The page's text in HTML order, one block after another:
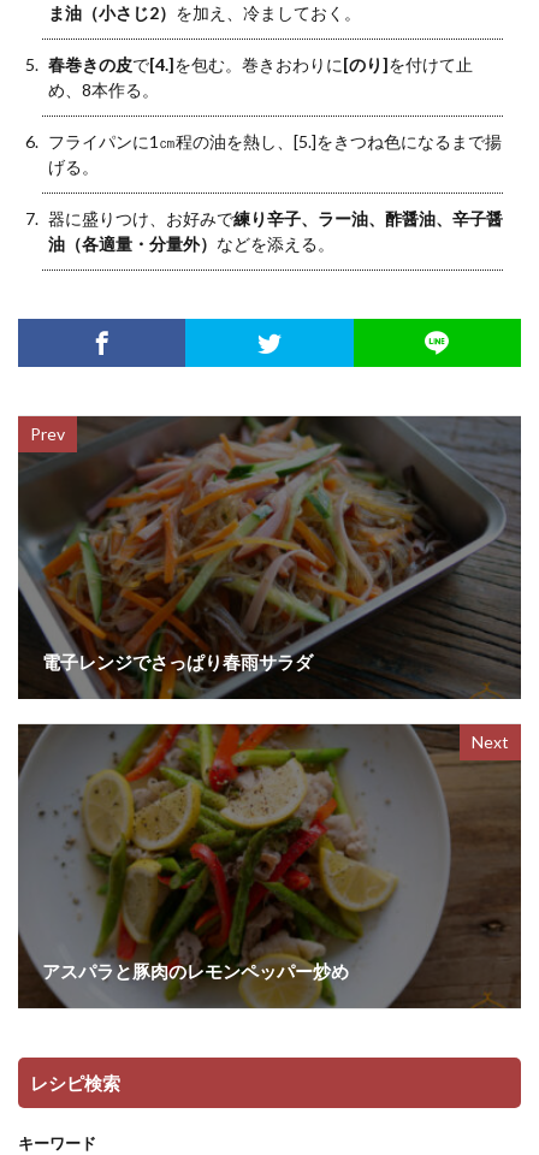
ま油（小さじ2） を加え、冷ましておく。
春巻きの皮で[4.]を包む。巻きおわりに[のり]を付けて止
め、8本作る。
フライパンに1㎝程の油を熱し、[5.]をきつね色になるまで揚
げる。
器に盛りつけ、お好みで練り辛子、ラー油、酢醤油、辛子醤
油（各適量・分量外） などを添える。
Prev
電子レンジでさっぱり春雨サラダ
Next
アスパラと豚肉のレモンペッパー炒め
レシピ検索
キーワード